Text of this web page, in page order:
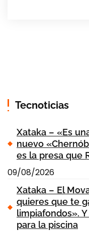
Tecnoticias
Xataka – «Es
nuevo
es la presa que
09/08/2026
Xataka – El
quieres que te
limpiafondos».
para la piscina